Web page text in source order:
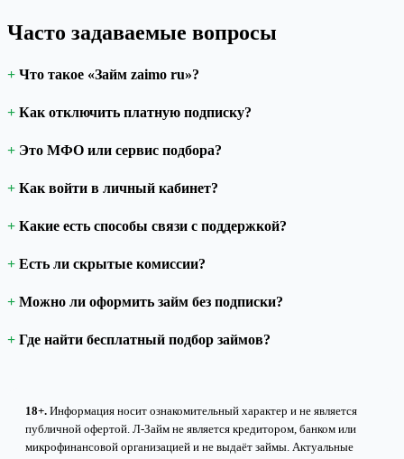
Часто задаваемые вопросы
Что такое «Займ zaimo ru»?
Как отключить платную подписку?
Это МФО или сервис подбора?
Как войти в личный кабинет?
Какие есть способы связи с поддержкой?
Есть ли скрытые комиссии?
Можно ли оформить займ без подписки?
Где найти бесплатный подбор займов?
18+. Информация носит ознакомительный характер и не является
публичной офертой. Л-Займ не является кредитором, банком или
микрофинансовой организацией и не выдаёт займы. Актуальные